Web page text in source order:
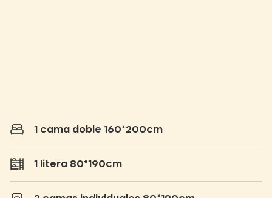
1 cama doble 160*200cm
1 litera 80*190cm